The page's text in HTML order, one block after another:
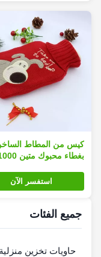
كيس من المطاط
بغطاء محبوك متين 1000 مل
استفسر الآن
جميع الفئات
حاويات تخزين